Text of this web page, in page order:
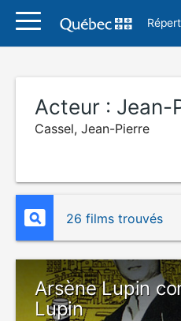
Acteur : Jean-
Cassel, Jean-Pierre
26 films trouvés
Arsène Lupin
Lupin